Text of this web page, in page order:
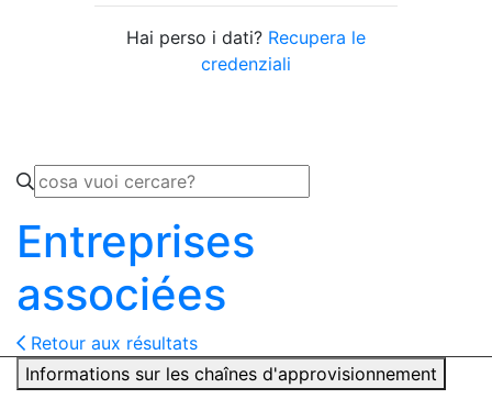
Hai perso i dati? Recupera le
credenziali
Entreprises
associées
Retour aux résultats
Informations sur les chaînes d'approvisionnement